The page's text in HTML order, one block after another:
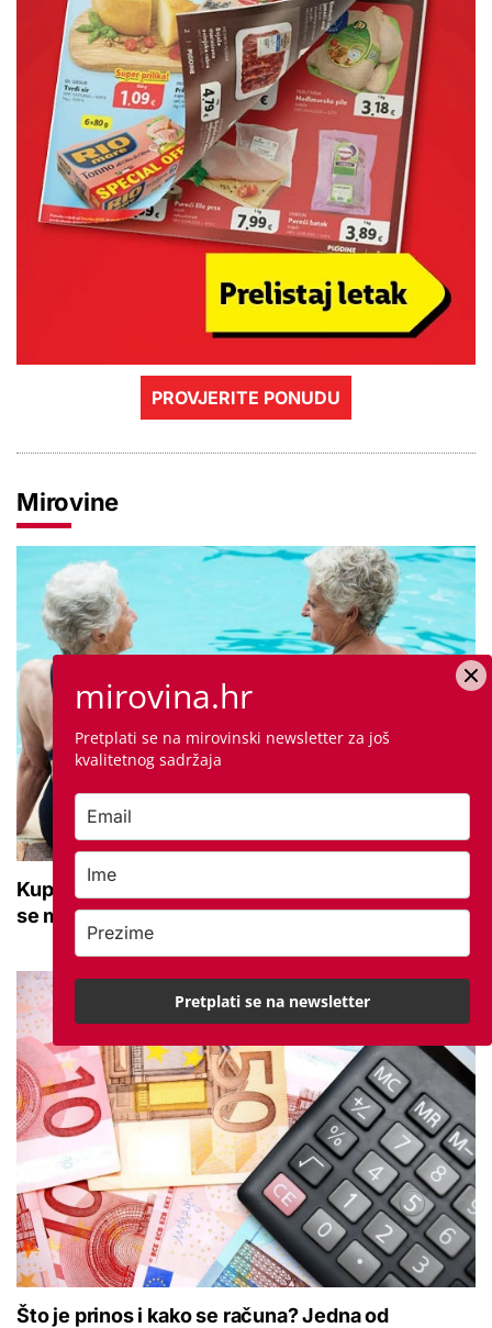
PROVJERITE PONUDU
Mirovine
Kupanje u ovom gradu i sutra besplatno: Građani
se mogu ohladiti tijekom toplinskog vala
Što je prinos i kako se računa? Jedna od
mirovina.hr
Pretplati se na mirovinski newsletter za još
kvalitetnog sadržaja
Pretplati se na newsletter